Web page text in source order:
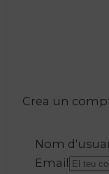
Crea un
Nom
Email